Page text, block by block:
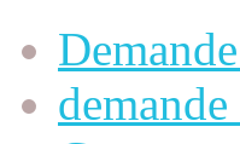
demande